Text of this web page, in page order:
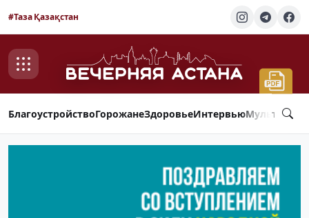
#Таза Қазақстан
БлагоустройствоГорожанеЗдоровьеИнтервью